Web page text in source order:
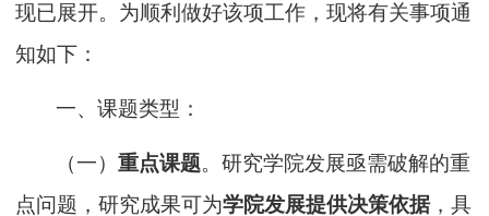
现已展开。为顺利做好该项工作，现将有关事项通
知如下：
一、课题类型：
（一）重点课题。研究学院发展亟需破解的重
点问题，研究成果可为学院发展提供决策依据，具